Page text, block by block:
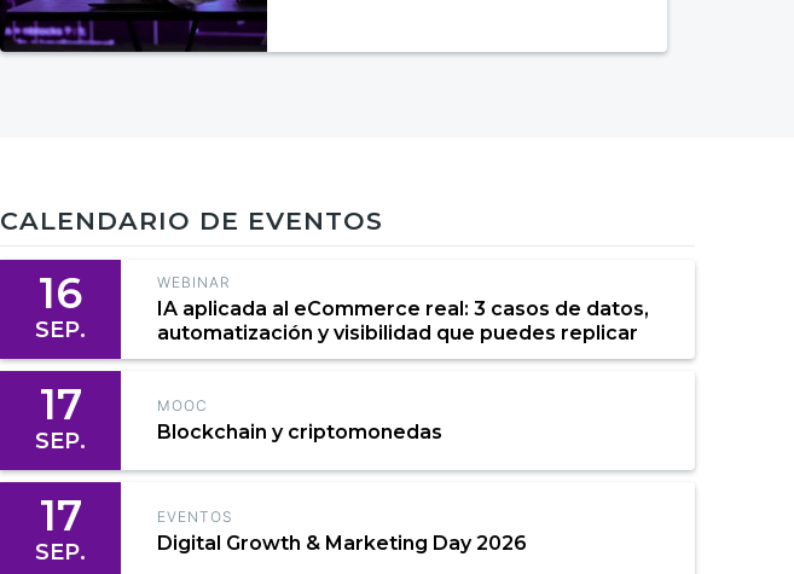
CALENDARIO DE EVENTOS
16
SEP.
WEBINAR
IA aplicada al eCommerce real: 3 casos de datos,
automatización y visibilidad que puedes replicar
17
SEP.
MOOC
Blockchain y criptomonedas
17
SEP.
EVENTOS
Digital Growth & Marketing Day 2026